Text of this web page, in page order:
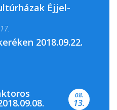
Éjjel-
programokkal várja a
és...
2018.09.22.
08.
13.